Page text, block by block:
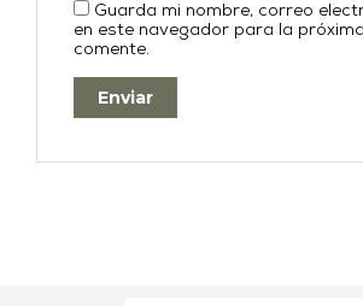
Guarda mi nombre, correo
en este navegador para la
comente.